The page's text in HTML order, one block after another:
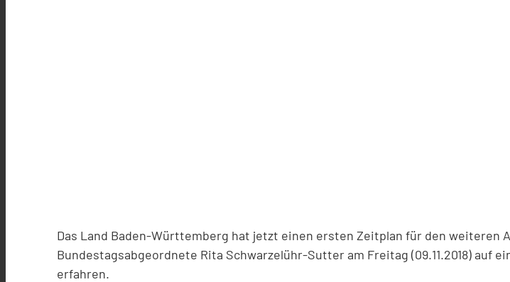
Das Land Baden-Württemberg hat jetzt einen ersten Zeitplan für den weiteren
Bundestagsabgeordnete Rita Schwarzelühr-Sutter am Freitag (09.11.2018) auf
erfahren.